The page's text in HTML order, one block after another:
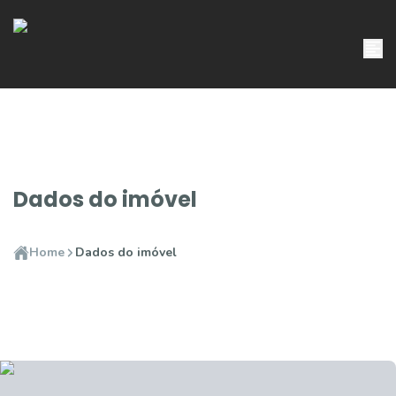
Dados do imóvel
Home Dados do imóvel